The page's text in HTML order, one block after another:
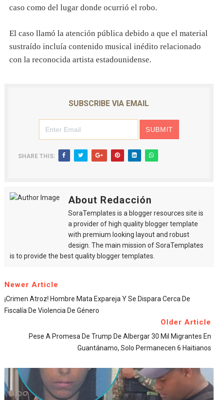
caso como del lugar donde ocurrió el robo.
El caso llamó la atención pública debido a que el material
sustraído incluía contenido musical inédito relacionado
con la reconocida artista estadounidense.
SUBSCRIBE VIA EMAIL
SHARE THIS:
About Redacción
SoraTemplates is a blogger resources site is
a provider of high quality blogger template
with premium looking layout and robust
design. The main mission of SoraTemplates
is to provide the best quality blogger templates.
Newer Article
¡Crimen Atroz! Hombre Mata Expareja Y Se Dispara Cerca De
Fiscalía De Violencia De Género
Older Article
Pese A Promesa De Trump De Albergar 30 Mil Migrantes En
Guantánamo, Solo Permanecen 6 Haitianos